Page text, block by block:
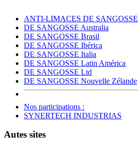
ANTI-LIMACES DE SANGOSSE
DE SANGOSSE Australia
DE SANGOSSE Brasil
DE SANGOSSE Ibérica
DE SANGOSSE Italia
DE SANGOSSE Latin América
DE SANGOSSE Ltd
DE SANGOSSE Nouvelle Zélande
Nos participations :
SYNERTECH INDUSTRIAS
Autes sites